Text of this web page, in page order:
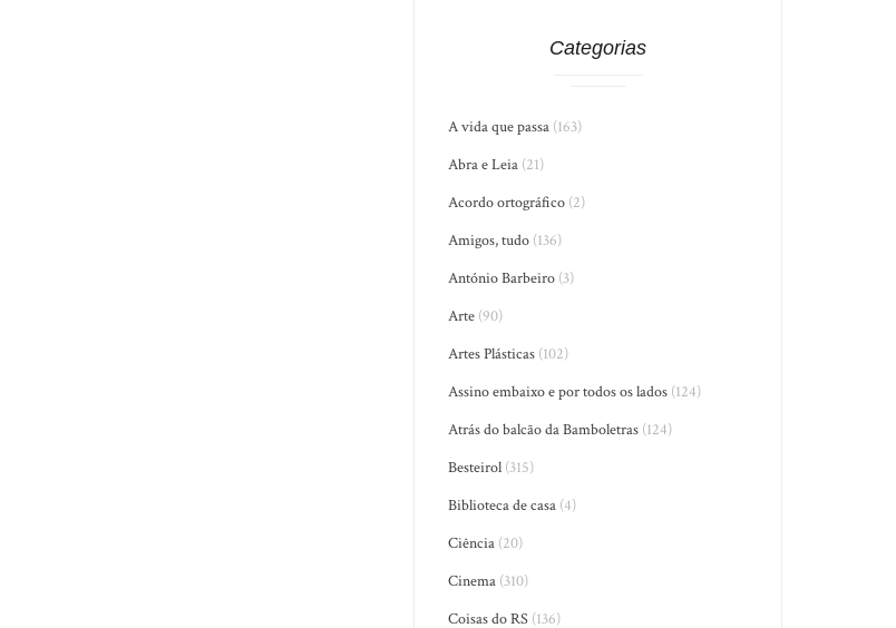
Categorias
A vida que passa (163)
Abra e Leia (21)
Acordo ortográfico (2)
Amigos, tudo (136)
António Barbeiro (3)
Arte (90)
Artes Plásticas (102)
Assino embaixo e por todos os lados (124)
Atrás do balcão da Bamboletras (124)
Besteirol (315)
Biblioteca de casa (4)
Ciência (20)
Cinema (310)
Coisas do RS (136)